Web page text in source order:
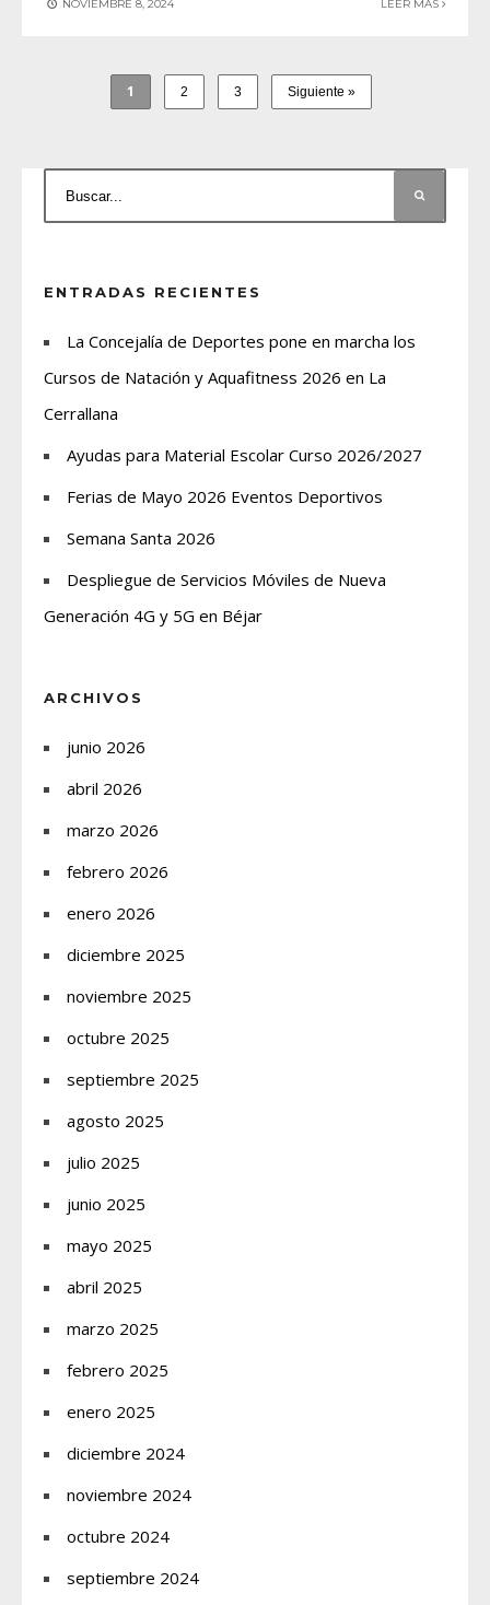
NOVIEMBRE 8, 2024 LEER MAS
1 2 3 Siguiente »
ENTRADAS RECIENTES
La Concejalía de Deportes pone en marcha los
Cursos de Natación y Aquafitness 2026 en La
Cerrallana
Ayudas para Material Escolar Curso 2026/2027
Ferias de Mayo 2026 Eventos Deportivos
Semana Santa 2026
Despliegue de Servicios Móviles de Nueva
Generación 4G y 5G en Béjar
ARCHIVOS
junio 2026
abril 2026
marzo 2026
febrero 2026
enero 2026
diciembre 2025
noviembre 2025
octubre 2025
septiembre 2025
agosto 2025
julio 2025
junio 2025
mayo 2025
abril 2025
marzo 2025
febrero 2025
enero 2025
diciembre 2024
noviembre 2024
octubre 2024
septiembre 2024